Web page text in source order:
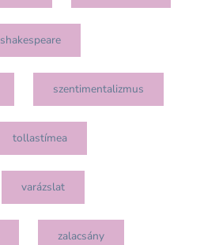
shakespeare
szentimentalizmus
tollastímea
varázslat
zalacsány